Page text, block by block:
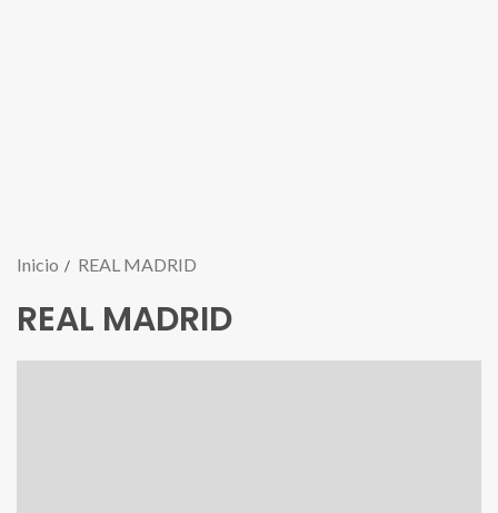
Inicio REAL MADRID
REAL MADRID